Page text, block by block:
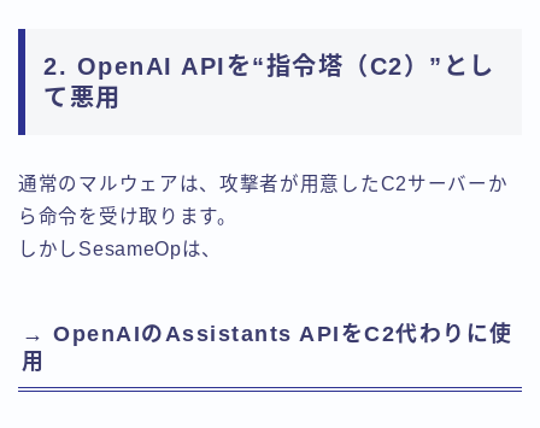
2. OpenAI APIを“指令塔（C2）”とし
て悪用
通常のマルウェアは、攻撃者が用意したC2サーバーか
ら命令を受け取ります。
しかしSesameOpは、
→ OpenAIのAssistants APIをC2代わりに使
用